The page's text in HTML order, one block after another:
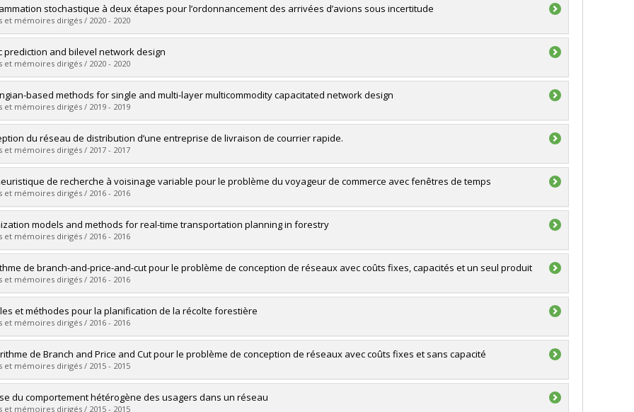
:Tchouandem Kemoe, Julie Amanda
Master's
:M. Sc.
le document dans Papyrus
stochastique à deux étapes pour l’ordonnancement des arrivées d’avions sous incertitude
et mémoires dirigés / 2020 - 2020
:Khassiba, Ahmed
Doctoral
:Ph. D.
le document dans Papyrus
prediction and bilevel network design
et mémoires dirigés / 2020 - 2020
:Morin, Léonard Ryo
Doctoral
:Ph. D.
le document dans Papyrus
based methods for single and multi-layer multicommodity capacitated network design
et mémoires dirigés / 2019 - 2019
: Akhavan Kazemzadeh, Mohammad Rahim
Doctoral
:Ph. D.
le document dans Papyrus
du réseau de distribution d’une entreprise de livraison de courrier rapide.
et mémoires dirigés / 2017 - 2017
:Ikama, Amine
Master's
:M. Sc.
le document dans Papyrus
de recherche à voisinage variable pour le problème du voyageur de commerce avec fenêtres de temps
et mémoires dirigés / 2016 - 2016
:Amghar, Khalid
Master's
:M. Sc.
le document dans Papyrus
models and methods for real-time transportation planning in forestry
et mémoires dirigés / 2016 - 2016
:Amrouss, Amine
Doctoral
:Ph. D.
le document dans Papyrus
de branch-and-price-and-cut pour le problème de conception de réseaux avec coûts fixes, capacités et un seul produit
et mémoires dirigés / 2016 - 2016
:Kéloufi, Ghalia K.
Master's
:M. Sc.
le document dans Papyrus
et méthodes pour la planification de la récolte forestière
et mémoires dirigés / 2016 - 2016
:Gémieux, Géraldine
Doctoral
:Ph. D.
le document dans Papyrus
de Branch and Price and Cut pour le problème de conception de réseaux avec coûts fixes et sans capacité
et mémoires dirigés / 2015 - 2015
:Grainia, Sameh
Master's
du comportement hétérogène des usagers dans un réseau
et mémoires dirigés / 2015 - 2015